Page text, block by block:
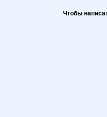
Чтобы